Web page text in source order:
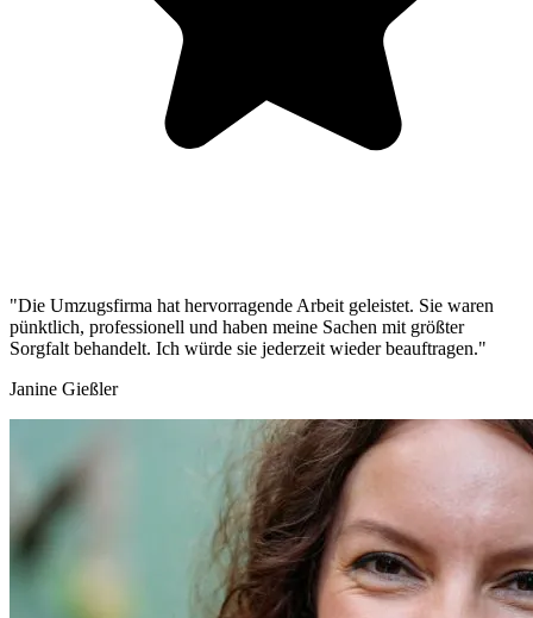
"Die Umzugsfirma hat hervorragende Arbeit geleistet. Sie waren
pünktlich, professionell und haben meine Sachen mit größter
Sorgfalt behandelt. Ich würde sie jederzeit wieder beauftragen."
Janine Gießler